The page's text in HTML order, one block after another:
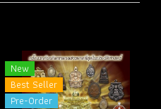
New
Best Seller
Pre-Order